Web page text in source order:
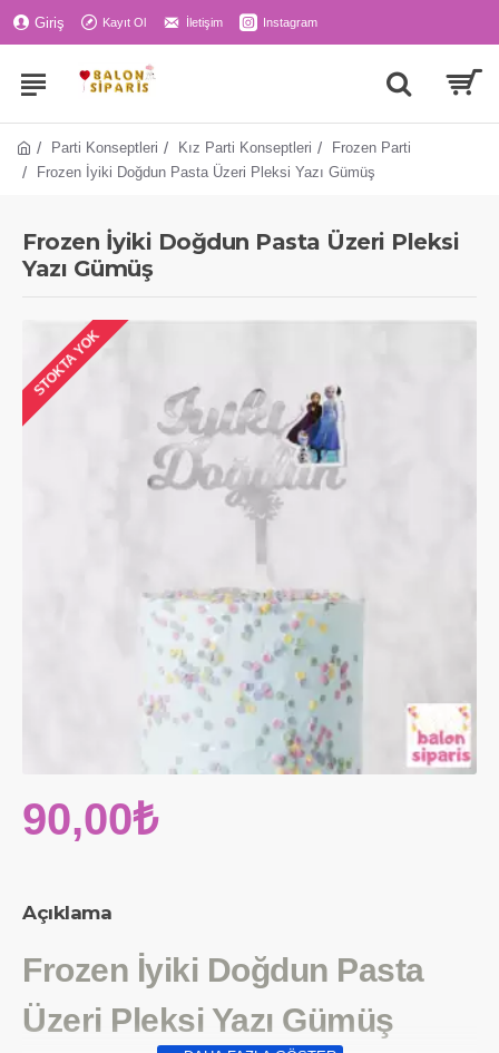
Giriş Kayıt Ol İletişim Instagram
Parti Konseptleri Kız Parti Konseptleri
Frozen Parti
Frozen İyiki Doğdun Pasta Üzeri Pleksi Yazı Gümüş
Frozen İyiki Doğdun Pasta Üzeri Pleksi
Yazı Gümüş
STOKTA YOK
Açıklama
Frozen İyiki Doğdun Pasta
Üzeri Pleksi Yazı Gümüş
90,00₺